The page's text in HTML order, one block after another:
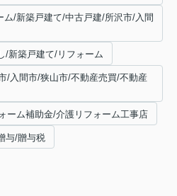
/新築戸建て/中古戸建/所沢市/入間
/新築戸建て/リフォーム
/入間市/狭山市/不動産売買/不動産
ーム補助金/介護リフォーム工事店
与/贈与税